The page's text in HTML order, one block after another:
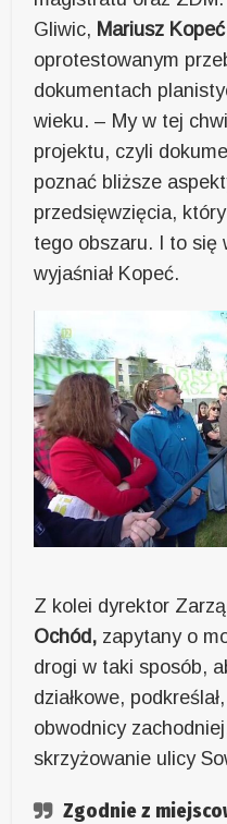
Gliwic, Mariusz
oprotestowanym
dokumentach
wieku. – My w tej
projektu, czyli
poznać bliższe
przedsięwzięcia,
tego obszaru. I to się
wyjaśniał Kopeć.
Z kolei dyrektor
Ochód, zapytany o
drogi w taki sposób,
działkowe,
obwodnicy
skrzyżowanie ulicy
Zgodnie z